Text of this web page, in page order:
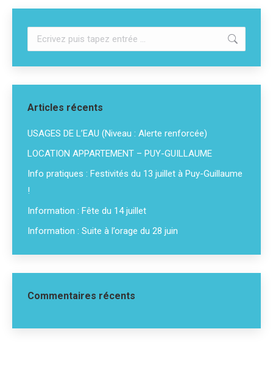
Articles récents
USAGES DE L’EAU (Niveau : Alerte renforcée)
LOCATION APPARTEMENT – PUY-GUILLAUME
Info pratiques : Festivités du 13 juillet à Puy-Guillaume
!
Information : Fête du 14 juillet
Information : Suite à l’orage du 28 juin
Commentaires récents